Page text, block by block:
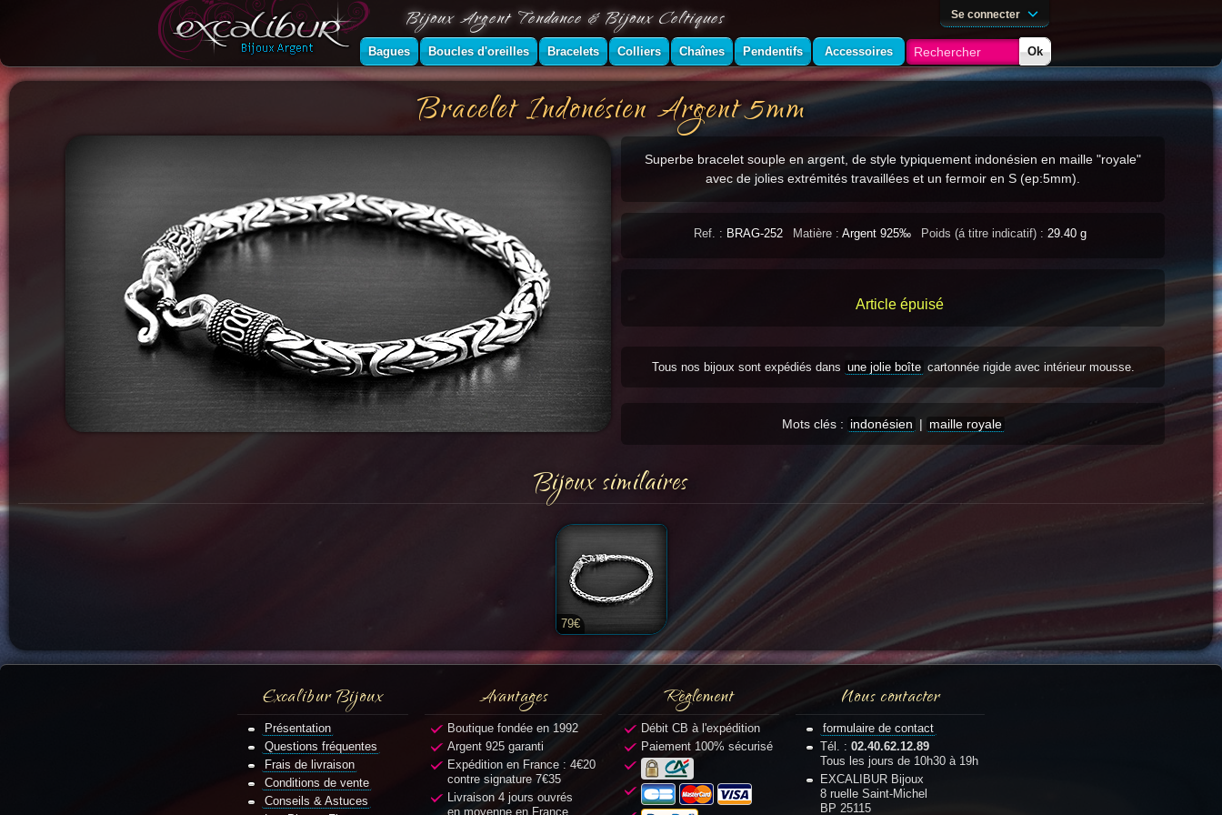
Bracelet Indonésien Argent 5mm
Superbe bracelet souple en argent, de style typiquement indonésien en maille "royale"
avec de jolies extrémités travaillées et un fermoir en S (ep:5mm).
Ref. : BRAG-252 Matière : Argent 925‰ Poids (á titre indicatif) : 29.40 g
Article épuisé
Tous nos bijoux sont expédiés dans une jolie boîte cartonnée rigide avec intérieur mousse.
Mots clés : indonésien | maille royale
Bijoux similaires
79€
Excalibur Bijoux
Présentation
Questions fréquentes
Frais de livraison
Conditions de vente
Conseils & Astuces
Avantages
Boutique fondée en 1992
Argent 925 garanti
Expédition en France : 4€20
contre signature 7€35
Livraison 4 jours ouvrés
en moyenne en France
Règlement
Débit CB à l'expédition
Paiement 100% sécurisé
Nous contacter
formulaire de contact
Tél. : 02.40.62.12.89
Tous les jours de 10h30 à 19h
EXCALIBUR Bijoux
8 ruelle Saint-Michel
BP 25115
Bijoux Argent Tendance & Bijoux Celtiques Se connecter
Bagues Boucles d'oreilles Bracelets Colliers Chaînes Pendentifs Accessoires Ok